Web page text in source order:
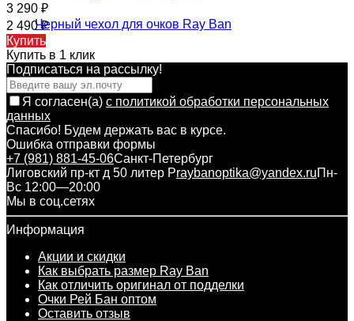
3 290 ₽
2 490₽
Купить
Купить в 1 клик
Подписаться на рассылкy!
Я согласен(a) с политикой обработки персональных
данных
Спасибо! Будем держать вас в курсе.
Ошибка отправки формы
+7 (981) 881-45-06Санкт-Петербург
Лиговский пр-кт д 50 литер Рraybanoptika@yandex.ruПн-
Вс 12:00—20:00
Мы в соц.сетях
Информация
Акции и скидки
Как выбрать размер Ray Ban
Как отличить оригинал от подделки
Очки Рей Бан оптом
Оставить отзыв